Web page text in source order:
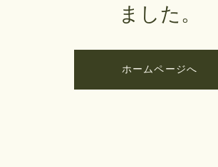
ました。
ホームページへ